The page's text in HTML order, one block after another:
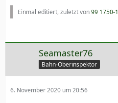
Einmal editiert, zuletzt von99 1750-1
Seamaster76
Bahn-Oberinspektor
6. November 2020 um 20:56